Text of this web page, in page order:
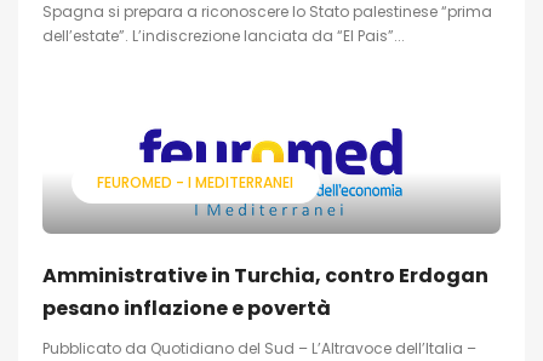
Spagna si prepara a riconoscere lo Stato palestinese “prima
dell’estate”. L’indiscrezione lanciata da “El Pais”...
FEUROMED - I MEDITERRANEI
Amministrative in Turchia, contro Erdogan
pesano inflazione e povertà
Pubblicato da Quotidiano del Sud – L’Altravoce dell’Italia –